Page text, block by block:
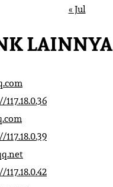
« Jul
LAINNYA